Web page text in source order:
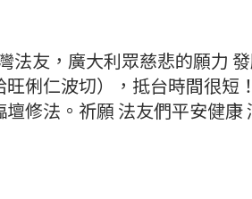
友，廣大利眾慈悲的願力
俐仁波切），抵台時間很短
修法。祈願 法友們平安健康